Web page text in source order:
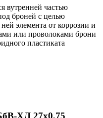
вутренней частью
броней с целью
элемента от коррозии и
или проволоками брони
пластиката
ХЛ 27х0,75